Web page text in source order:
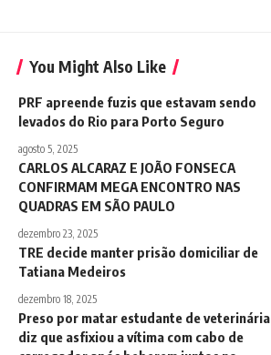
You Might Also Like
PRF apreende fuzis que estavam sendo
levados do Rio para Porto Seguro
agosto 5, 2025
CARLOS ALCARAZ E JOÃO FONSECA
CONFIRMAM MEGA ENCONTRO NAS
QUADRAS EM SÃO PAULO
dezembro 23, 2025
TRE decide manter prisão domiciliar de
Tatiana Medeiros
dezembro 18, 2025
Preso por matar estudante de veterinária
diz que asfixiou a vítima com cabo de